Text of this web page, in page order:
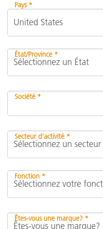
Pays *
État/Province *
Société *
Secteur d’activité *
Fonction *
Êtes-vous une marque? *